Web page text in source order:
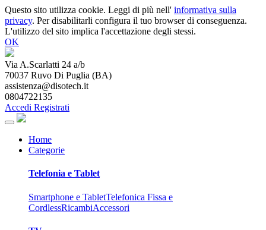
Questo sito utilizza cookie. Leggi di più nell' informativa sulla
privacy. Per disabilitarli configura il tuo browser di conseguenza.
L'utilizzo del sito implica l'accettazione degli stessi.
OK
Via A.Scarlatti 24 a/b
70037 Ruvo Di Puglia (BA)
assistenza@disotech.it
0804722135
Accedi Registrati
Home
Categorie
Telefonia e Tablet
Smartphone e TabletTelefonica Fissa e
CordlessRicambiAccessori